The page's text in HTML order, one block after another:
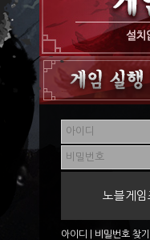
노블게임
아이디 비밀번호 찾기